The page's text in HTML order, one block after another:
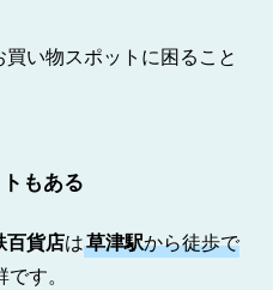
い物スポットに困ること
もある
百貨店は草津駅から徒歩で
す。